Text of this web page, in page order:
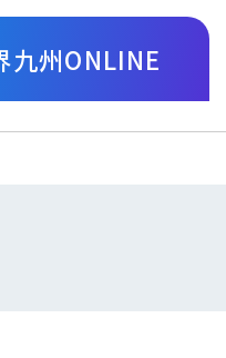
九州ONLINE